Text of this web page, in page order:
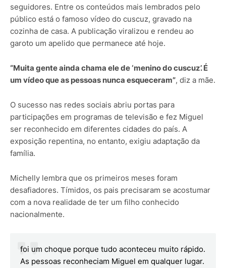
seguidores. Entre os conteúdos mais lembrados pelo
público está o famoso vídeo do cuscuz, gravado na
cozinha de casa. A publicação viralizou e rendeu ao
garoto um apelido que permanece até hoje.
“Muita gente ainda chama ele de ‘menino do cuscuz’. É
um vídeo que as pessoas nunca esqueceram”, diz a mãe.
O sucesso nas redes sociais abriu portas para
participações em programas de televisão e fez Miguel
ser reconhecido em diferentes cidades do país. A
exposição repentina, no entanto, exigiu adaptação da
família.
Michelly lembra que os primeiros meses foram
desafiadores. Tímidos, os pais precisaram se acostumar
com a nova realidade de ter um filho conhecido
nacionalmente.
foi um choque porque tudo aconteceu muito rápido.
As pessoas reconheciam Miguel em qualquer lugar.